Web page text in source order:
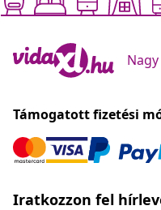
Támogatott fizetési
Iratkozzon fel